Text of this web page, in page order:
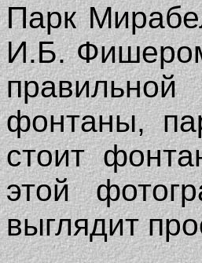
Парк
И.Б.
фонтаны,
стоит
этой
выглядит